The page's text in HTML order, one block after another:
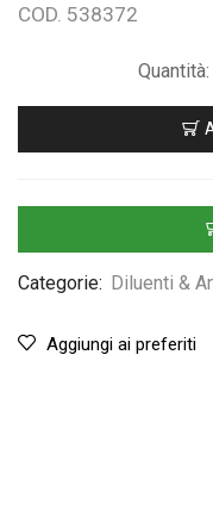
COD. 538372
Categorie: Diluenti &
Aggiungi ai preferiti